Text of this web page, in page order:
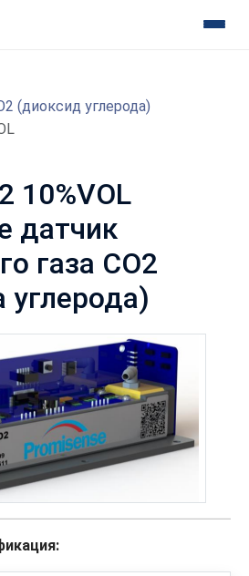
(диоксид углерода)
10%VOL
датчик
газа CO2